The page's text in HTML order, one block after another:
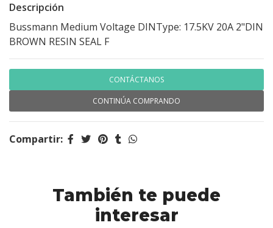
Descripción
Bussmann Medium Voltage DINType: 17.5KV 20A 2"DIN
BROWN RESIN SEAL F
CONTÁCTANOS
CONTINÚA COMPRANDO
Compartir:
También te puede
interesar